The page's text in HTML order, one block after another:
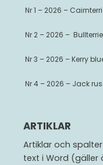
Exteriördomare
Numerärt små
TERRIERPOSTEN
Nr 1 – 2026 –
Nr 2 – 2026 –
Nr 3 – 2026 – Kerry
Nr 4 – 2026 – Jack
ARTIKLAR
Artiklar och
text i Word (gäller